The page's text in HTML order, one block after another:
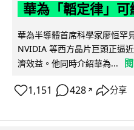
華為「韜定律」
華為半導體首席科學家廖恒罕
NVIDIA 等西方晶片巨頭正逼
濟效益。他同時介紹華為...
1,151 428 ↗ 分享